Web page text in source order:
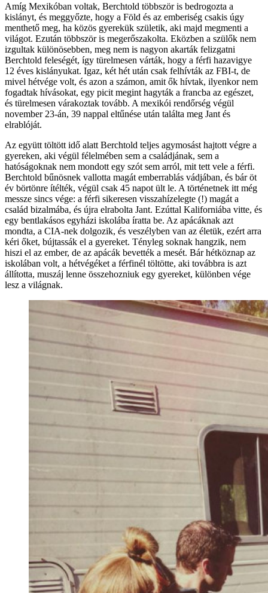
Amíg Mexikóban voltak, Berchtold többször is bedrogozta a
kislányt, és meggyőzte, hogy a Föld és az emberiség csakis úgy
menthető meg, ha közös gyerekük születik, aki majd megmenti a
világot. Ezután többször is megerőszakolta. Eközben a szülők nem
izgultak különösebben, meg nem is nagyon akarták felizgatni
Berchtold feleségét, így türelmesen várták, hogy a férfi hazavigye
12 éves kislányukat. Igaz, két hét után csak felhívták az FBI-t, de
mivel hétvége volt, és azon a számon, amit ők hívtak, ilyenkor nem
fogadtak hívásokat, egy picit megint hagyták a francba az egészet,
és türelmesen várakoztak tovább. A mexikói rendőrség végül
november 23-án, 39 nappal eltűnése után találta meg Jant és
elrablóját.
Az együtt töltött idő alatt Berchtold teljes agymosást hajtott végre a
gyereken, aki végül félelmében sem a családjának, sem a
hatóságoknak nem mondott egy szót sem arról, mit tett vele a férfi.
Berchtold bűnösnek vallotta magát emberrablás vádjában, és bár öt
év börtönre ítélték, végül csak 45 napot ült le. A történetnek itt még
messze sincs vége: a férfi sikeresen visszahízelegte (!) magát a
család bizalmába, és újra elrabolta Jant. Ezúttal Kaliforniába vitte, és
egy bentlakásos egyházi iskolába íratta be. Az apácáknak azt
mondta, a CIA-nek dolgozik, és veszélyben van az életük, ezért arra
kéri őket, bújtassák el a gyereket. Tényleg soknak hangzik, nem
hiszi el az ember, de az apácák bevették a mesét. Bár hétköznap az
iskolában volt, a hétvégéket a férfinél töltötte, aki továbbra is azt
állította, muszáj lenne összehozniuk egy gyereket, különben vége
lesz a világnak.